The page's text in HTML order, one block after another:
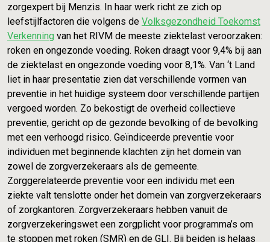
zorgexpert bij Menzis. In haar werk richt ze zich op
leefstijlfactoren die volgens de Volksgezondheid Toekomst
Verkenning van het RIVM de meeste ziektelast veroorzaken:
roken en ongezonde voeding. Roken draagt voor 9,4% bij aan
de ziektelast en ongezonde voeding voor 8,1%. Van ‘t Land
liet in haar presentatie zien dat verschillende vormen van
preventie in het huidige systeem door verschillende partijen
vergoed worden. Zo bekostigt de overheid collectieve
preventie, gericht op de gezonde bevolking of de bevolking
met een verhoogd risico. Geïndiceerde preventie voor
individuen met beginnende klachten zijn het domein van
zowel de zorgverzekeraars als de gemeente.
Zorggerelateerde preventie voor een individu met een
ziekte valt tenslotte onder het domein van zorgverzekeraars
of zorgkantoren. Zorgverzekeraars hebben vanuit de
zorgverzekeringswet een zorgplicht voor programma’s om
te stoppen met roken (SMR) en de GLI. Bij beiden is helaas